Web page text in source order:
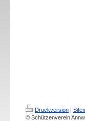
Druckversion |
© Schützenverein